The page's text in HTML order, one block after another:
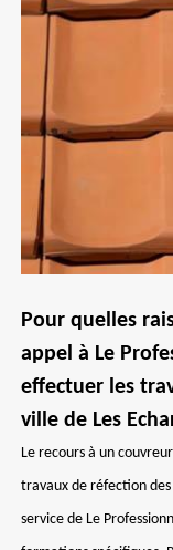
Pour quelles
appel à Le
effectuer les
ville de Les
Le recours à un
travaux de réfection
service de Le